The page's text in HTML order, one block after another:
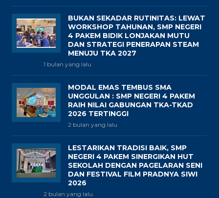
BUKAN SEKADAR RUTINITAS: LEWAT
WORKSHOP TAHUNAN, SMP NEGERI
4 PAKEM BIDIK LONJAKAN MUTU
DAN STRATEGI PENERAPAN STEAM
MENUJU TKA 2027
1 bulan yang lalu
MODAL EMAS TEMBUS SMA
UNGGULAN : SMP NEGERI 4 PAKEM
RAIH NILAI GABUNGAN TKA-TKAD
2026 TERTINGGI
2 bulan yang lalu
LESTARIKAN TRADISI BAIK, SMP
NEGERI 4 PAKEM SINERGIKAN HUT
SEKOLAH DENGAN PAGELARAN SENI
DAN FESTIVAL FILM PRADNYA SIWI
2026
2 bulan yang lalu